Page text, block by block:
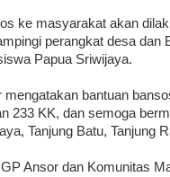
ke masyarakat akan
perangkat desa
Papua Sriwijaya.
mengatakan bantuan
233 KK, dan semoga
Tanjung Batu, Tanjung
Ansor dan Komunitas